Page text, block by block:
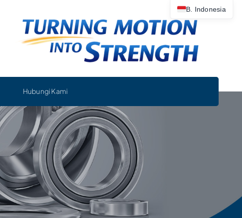
Hubungi Kami
B. Indonesia